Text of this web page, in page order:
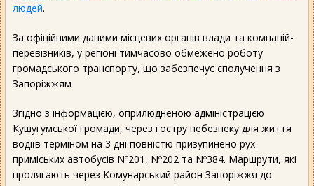
людей.
За офіційними даними місцевих органів влади та компаній-
перевізників, у регіоні тимчасово обмежено роботу
громадського транспорту, що забезпечує сполучення з
Запоріжжям
Згідно з інформацією, оприлюдненою адміністрацією
Кушугумської громади, через гостру небезпеку для життя
водіїв терміном на 3 дні повністю призупинено рух
приміських автобусів Nº201, Nº202 та Nº384. Маршрути, які
пролягають через Комунарський район Запоріжжя до